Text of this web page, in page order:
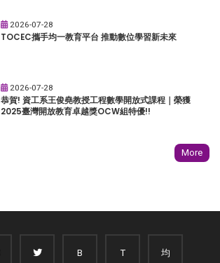
2026-07-28
TOCEC攜手均一教育平台 推動數位學習新未來
2026-07-28
恭賀! 資工系王俊堯教授工程數學開放式課程｜榮獲
2025臺灣開放教育卓越獎OCW組特優!!
More
B T 均